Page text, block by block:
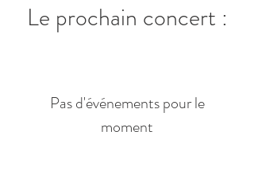
Le prochain concert :
Pas d'événements pour le
moment